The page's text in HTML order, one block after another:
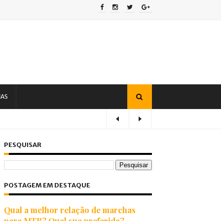
PESQUISAR
POSTAGEM EM DESTAQUE
Qual a melhor relação de marchas